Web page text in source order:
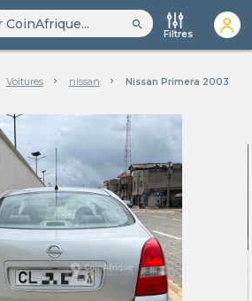
search
Filtres
Voitures nissan Nissan Primera 2003